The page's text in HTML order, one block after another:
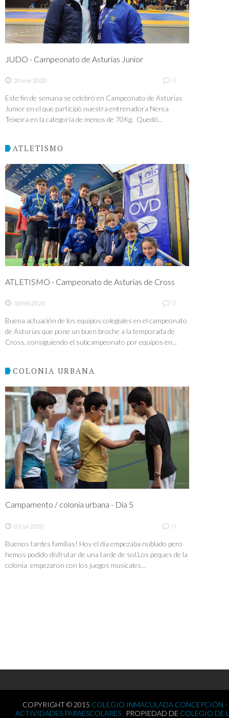
JUDO - Campeonato de Asturias Junior
20 ene 2020 0
Este fin de semana se celebró en Campeonato de Asturias
Junior en el que participó nuestra entrenadora Nerea
Teixeira en la categoría de menos de 70Kg. Quedó...
ATLETISMO
ATLETISMO - Campeonato de Asturias de Cross
18 feb 2020 0
Buena actuación de los equipos colegiales en el campeonato
de Asturias que pone un buen broche a la temporada de
Cross, consiguiendo el subcampeonato por equipos en...
COLONIA URBANA
Campamento / colonia urbana - Día 5
03 jul 2020 0
Buenos tardes familias! Hoy el día empezaba nublado pero
hemos podido disfrutar de una tarde de sol.Los peques de la
colonia empezaron con los juegos musicales...
COPYRIGHT © 2015 COLEGIO INMACULADA CONCEPCIÓN -
ACTIVIDADES PARAESCOLARES . PROPIEDAD DE COLEGIO DE